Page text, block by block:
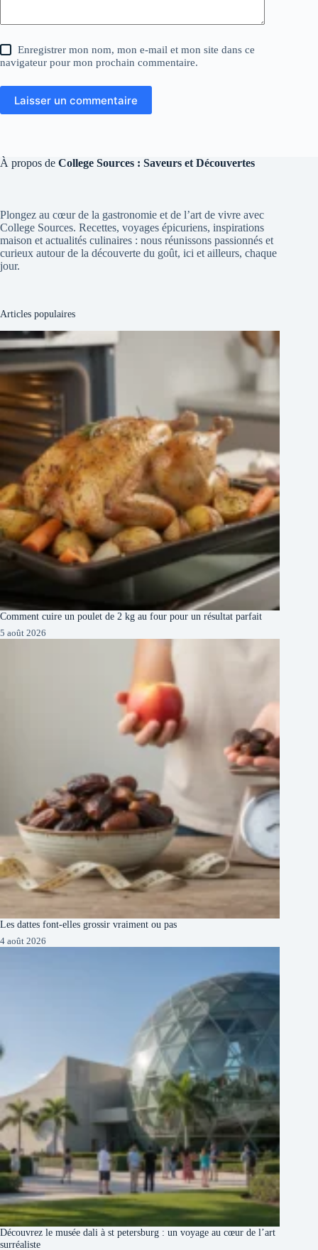
Enregistrer mon nom, mon e-mail et mon site dans ce
navigateur pour mon prochain commentaire.
Laisser un commentaire
À propos de College Sources : Saveurs et Découvertes
Plongez au cœur de la gastronomie et de l’art de vivre avec
College Sources. Recettes, voyages épicuriens, inspirations
maison et actualités culinaires : nous réunissons passionnés et
curieux autour de la découverte du goût, ici et ailleurs, chaque
jour.
Articles populaires
Comment cuire un poulet de 2 kg au four pour un résultat parfait
5 août 2026
Les dattes font-elles grossir vraiment ou pas
4 août 2026
Découvrez le musée dali à st petersburg : un voyage au cœur de l’art
surréaliste